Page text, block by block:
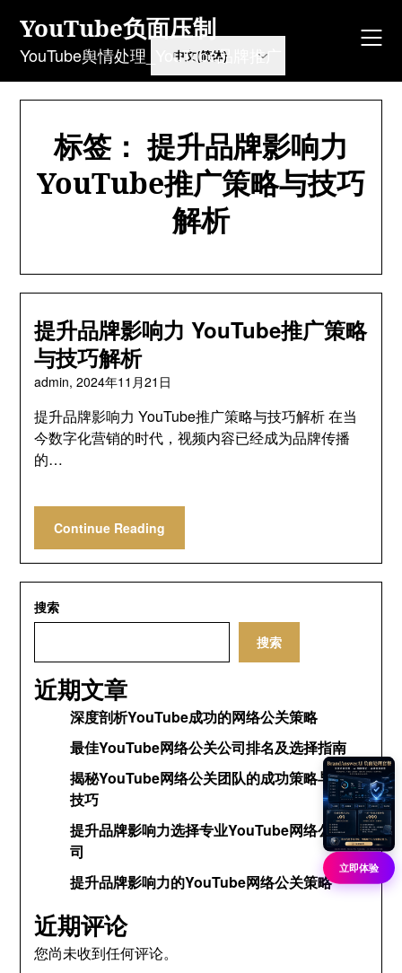
content
YouTube负面压制
YouTube舆情处理_YouTube品牌推广
标签：提升品牌影响力
YouTube推广策略与技巧
解析
提升品牌影响力 YouTube推广策略
与技巧解析
admin,2024年11月21日
提升品牌影响力 YouTube推广策略与技巧解析 在当
今数字化营销的时代，视频内容已经成为品牌传播
的…
Continue Reading
搜索
搜索
近期文章
深度剖析YouTube成功的网络公关策略
最佳YouTube网络公关公司排名及选择指南
揭秘YouTube网络公关团队的成功策略与运营
技巧
提升品牌影响力选择专业YouTube网络公关公
司
提升品牌影响力的YouTube网络公关策略
近期评论
您尚未收到任何评论。
立即体验